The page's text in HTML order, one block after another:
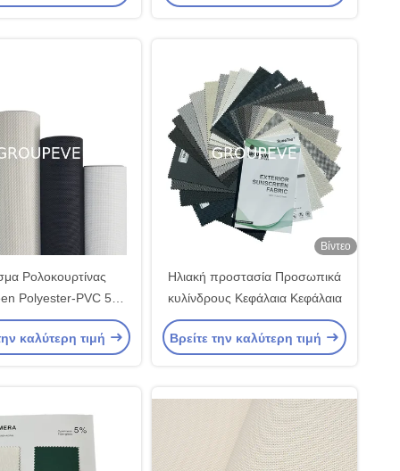
Ρολοκουρτίνας
Polyester-PVC 5%
Αδιάβροχο για
και Γραφείο
καλύτερη τιμή
Βίντεο
Ηλιακή προστασία Προσωπικά
κυλίνδρους Κεφάλαια Κεφάλαια
Βρείτε την καλύτερη τιμή